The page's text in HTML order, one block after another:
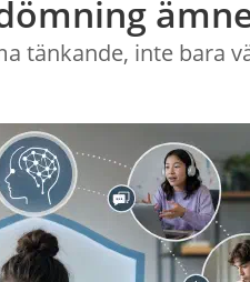
tänkande, inte bara